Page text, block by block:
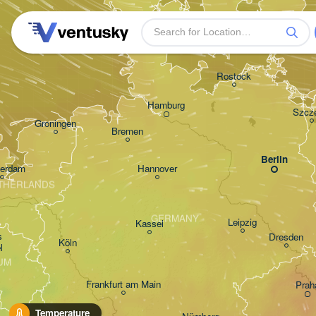
Temperature
Hamburg
Köln
Frankfurt am Main
Bremen
Hannover
Kassel
Groningen
GERMANY
Berlin
Leipzig
Dresden
Rostock